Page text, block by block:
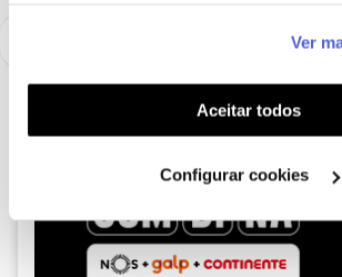
funcionalidades (cookies de
funcionalidade) e adaptar anúncios aos
(cookies de publicidade personalizada).
utilização dos cookies clicando em "
Ver
Aceitar todos
Configurar cookies